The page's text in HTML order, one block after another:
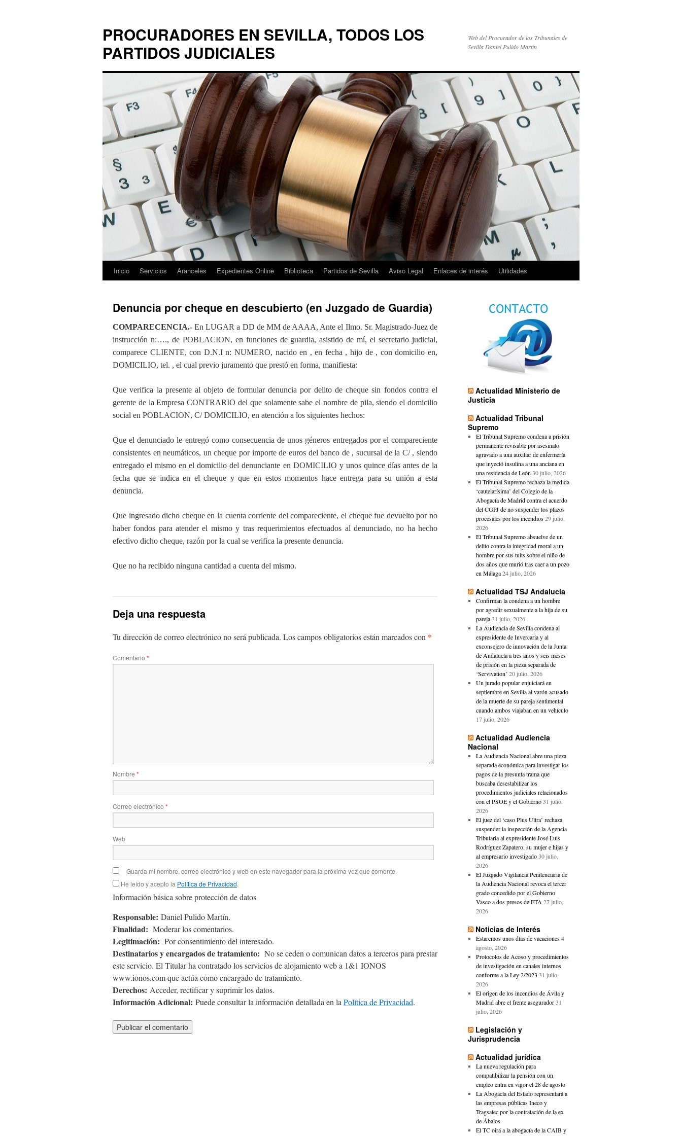
PROCURADORES EN SEVILLA, TODOS LOS
PARTIDOS JUDICIALES
Web del Procurador de los Tribunales de
Sevilla Daniel Pulido Martín
Saltar
contenido
Inicio Servicios Aranceles Expedientes Online Biblioteca Partidos de Sevilla Aviso Legal Enlaces de interés Utilidades
Denuncia por cheque en descubierto (en Juzgado de Guardia)
COMPARECENCIA.- En LUGAR a DD de MM de AAAA, Ante el Ilmo. Sr. Magistrado-Juez de
instrucción n:…., de POBLACION, en funciones de guardia, asistido de mí, el secretario judicial,
comparece CLIENTE, con D.N.I n: NUMERO, nacido en , en fecha , hijo de , con domicilio en,
DOMICILIO, tel. , el cual previo juramento que prestó en forma, manifiesta:
Que verifica la presente al objeto de formular denuncia por delito de cheque sin fondos contra el
gerente de la Empresa CONTRARIO del que solamente sabe el nombre de pila, siendo el domicilio
social en POBLACION, C/ DOMICILIO, en atención a los siguientes hechos:
Que el denunciado le entregó como consecuencia de unos géneros entregados por el compareciente
consistentes en neumáticos, un cheque por importe de euros del banco de , sucursal de la C/ , siendo
entregado el mismo en el domicilio del denunciante en DOMICILIO y unos quince días antes de la
fecha que se indica en el cheque y que en estos momentos hace entrega para su unión a esta
denuncia.
Que ingresado dicho cheque en la cuenta corriente del compareciente, el cheque fue devuelto por no
haber fondos para atender el mismo y tras requerimientos efectuados al denunciado, no ha hecho
efectivo dicho cheque, razón por la cual se verifica la presente denuncia.
Que no ha recibido ninguna cantidad a cuenta del mismo.
Deja una respuesta
Tu dirección de correo electrónico no será publicada. Los campos obligatorios están marcados con *
Comentario *
Nombre *
Correo electrónico *
Web
Guarda mi nombre, correo electrónico y web en este navegador para la próxima vez que comente.
He leído y acepto la Política de Privacidad.
Información básica sobre protección de datos
Responsable: Daniel Pulido Martín.
Finalidad: Moderar los comentarios.
Legitimación: Por consentimiento del interesado.
Destinatarios y encargados de tratamiento: No se ceden o comunican datos a terceros para prestar
este servicio. El Titular ha contratado los servicios de alojamiento web a 1&1 IONOS
www.ionos.com que actúa como encargado de tratamiento.
Derechos: Acceder, rectificar y suprimir los datos.
Información Adicional: Puede consultar la información detallada en la Política de Privacidad.
Actualidad Ministerio de
Justicia
Actualidad Tribunal
Supremo
El Tribunal Supremo condena a prisión
permanente revisable por asesinato
agravado a una auxiliar de enfermería
que inyectó insulina a una anciana en
una residencia de León 30 julio, 2026
El Tribunal Supremo rechaza la medida
‘cautelarísima’ del Colegio de la
Abogacía de Madrid contra el acuerdo
del CGPJ de no suspender los plazos
procesales por los incendios 29 julio,
2026
El Tribunal Supremo absuelve de un
delito contra la integridad moral a un
hombre por sus tuits sobre el niño de
dos años que murió tras caer a un pozo
en Málaga 24 julio, 2026
Actualidad TSJ Andalucía
Confirman la condena a un hombre
por agredir sexualmente a la hija de su
pareja 31 julio, 2026
La Audiencia de Sevilla condena al
expresidente de Invercaria y al
exconsejero de innovación de la Junta
de Andalucía a tres años y seis meses
de prisión en la pieza separada de
‘Servivation’ 20 julio, 2026
Un jurado popular enjuiciará en
septiembre en Sevilla al varón acusado
de la muerte de su pareja sentimental
cuando ambos viajaban en un vehículo
17 julio, 2026
Actualidad Audiencia
Nacional
La Audiencia Nacional abre una pieza
separada económica para investigar los
pagos de la presunta trama que
buscaba desestabilizar los
procedimientos judiciales relacionados
con el PSOE y el Gobierno 31 julio,
2026
El juez del ‘caso Plus Ultra’ rechaza
suspender la inspección de la Agencia
Tributaria al expresidente José Luis
Rodríguez Zapatero, su mujer e hijas y
al empresario investigado 30 julio,
2026
El Juzgado Vigilancia Penitenciaria de
la Audiencia Nacional revoca el tercer
grado concedido por el Gobierno
Vasco a dos presos de ETA 27 julio,
2026
Noticias de Interés
Estaremos unos días de vacaciones 4
agosto, 2026
Protocolos de Acoso y procedimientos
de investigación en canales internos
conforme a la Ley 2/2023 31 julio,
2026
El origen de los incendios de Ávila y
Madrid abre el frente asegurador 31
julio, 2026
Legislación y
Jurisprudencia
Actualidad jurídica
La nueva regulación para
compatibilizar la pensión con un
empleo entra en vigor el 28 de agosto
La Abogacía del Estado representará a
las empresas públicas Ineco y
Tragsatec por la contratación de la ex
de Ábalos
El TC oirá a la abogacía de la CAIB y